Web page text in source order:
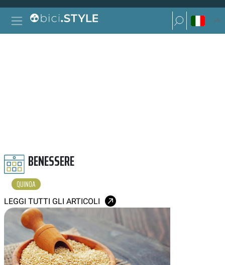
Vai al contenuto
Navigazione principale
Ricerca per:
Ricerca per:
BENESSERE
QUINOA
LEGGI TUTTI GLI ARTICOLI